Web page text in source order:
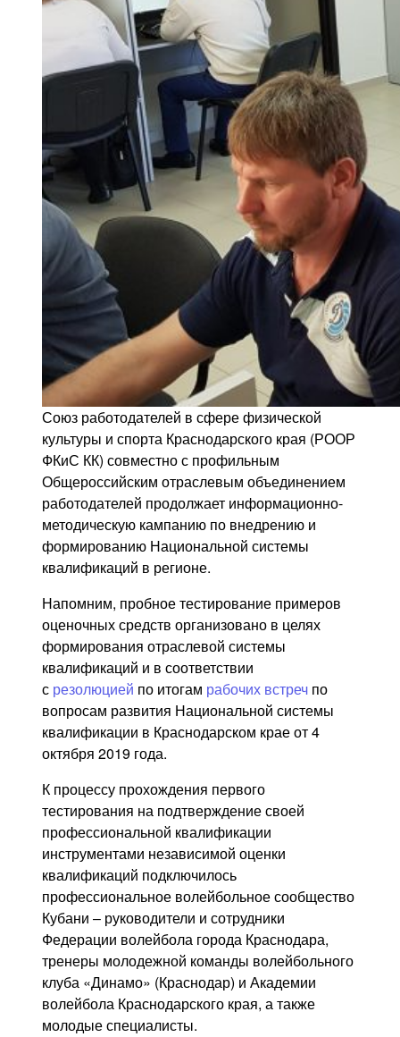
Союз работодателей в сфере физической
культуры и спорта Краснодарского края (РООР
ФКиС КК) совместно с профильным
Общероссийским отраслевым объединением
работодателей продолжает информационно-
методическую кампанию по внедрению и
формированию Национальной системы
квалификаций в регионе.
Напомним, пробное тестирование примеров
оценочных средств организовано в целях
формирования отраслевой системы
квалификаций и в соответствии
с резолюцией по итогам рабочих встреч по
вопросам развития Национальной системы
квалификации в Краснодарском крае от 4
октября 2019 года.
К процессу прохождения первого
тестирования на подтверждение своей
профессиональной квалификации
инструментами независимой оценки
квалификаций подключилось
профессиональное волейбольное сообщество
Кубани – руководители и сотрудники
Федерации волейбола города Краснодара,
тренеры молодежной команды волейбольного
клуба «Динамо» (Краснодар) и Академии
волейбола Краснодарского края, а также
молодые специалисты.